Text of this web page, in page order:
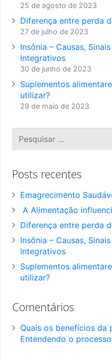
25 de agosto de 2023
Diferença entre perda
27 de julho de 2023
Insônia – Causas,
Integrativos
30 de junho de 2023
Suplementos
utilizar?
29 de maio de 2023
Posts recentes
Emagrecimento
A Alimentação
Diferença entre perda
Insônia – Causas,
Integrativos
Suplementos
utilizar?
Comentários
Quais os benefícios da
Entendendo o